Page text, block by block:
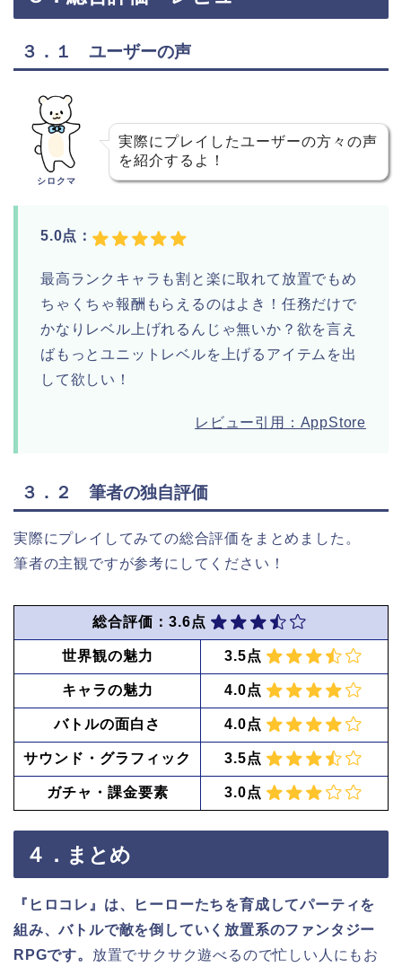
３．１ ユーザーの声
シロクマ
実際にプレイしたユーザーの方々の声
を紹介するよ！
5.0点：
最高ランクキャラも割と楽に取れて放置でもめ
ちゃくちゃ報酬もらえるのはよき！任務だけで
かなりレベル上げれるんじゃ無いか？欲を言え
ばもっとユニットレベルを上げるアイテムを出
して欲しい！
レビュー引用：AppStore
３．２ 筆者の独自評価
実際にプレイしてみての総合評価をまとめました。
筆者の主観ですが参考にしてください！
総合評価：3.6点
世界観の魅力 3.5点
キャラの魅力 4.0点
バトルの面白さ 4.0点
サウンド・グラフィック 3.5点
ガチャ・課金要素 3.0点
４．まとめ
『ヒロコレ』は、ヒーローたちを育成してパーティを
組み、バトルで敵を倒していく放置系のファンタジー
RPGです。 放置でサクサク遊べるので忙しい人にもお